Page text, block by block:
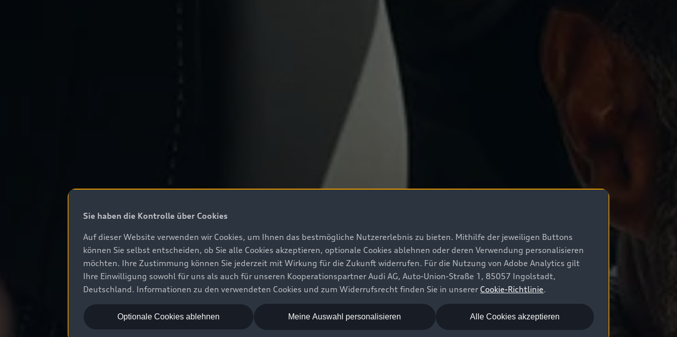
Sie haben die Kontrolle über Cookies
Auf dieser Website verwenden wir Cookies, um Ihnen das bestmögliche Nutzererlebnis zu bieten. Mithilfe der jeweiligen Buttons
können Sie selbst entscheiden, ob Sie alle Cookies akzeptieren, optionale Cookies ablehnen oder deren Verwendung personalisieren
möchten. Ihre Zustimmung können Sie jederzeit mit Wirkung für die Zukunft widerrufen. Für die Nutzung von Adobe Analytics gilt
Ihre Einwilligung sowohl für uns als auch für unseren Kooperationspartner Audi AG, Auto-Union-Straße 1, 85057 Ingolstadt,
Deutschland. Informationen zu den verwendeten Cookies und zum Widerrufsrecht finden Sie in unserer Cookie-Richtlinie.
Alle Cookies akzeptieren
Optionale Cookies ablehnen Meine Auswahl personalisieren